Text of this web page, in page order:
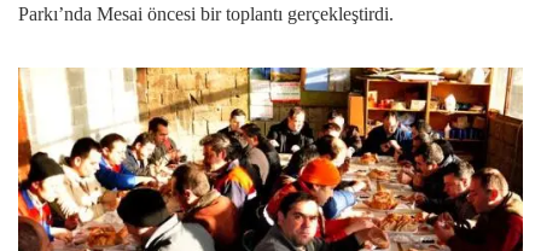
Parkı’nda Mesai öncesi bir toplantı gerçekleştirdi.